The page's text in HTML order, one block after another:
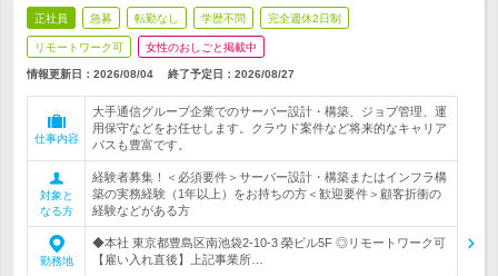
正社員 急募 転勤なし 学歴不問 完全週休2日制
リモートワーク可 女性のおしごと掲載中
情報更新日：2026/08/04 終了予定日： 2026/08/27
仕事内容
大手通信グループ企業でのサーバー設計・構築、ジョブ管理、運
用保守などをお任せします。クラウド案件など将来的なキャリア
パスも豊富です。
対象と
なる方
経験者募集！＜必須要件＞サーバー設計・構築またはインフラ構
築の実務経験（1年以上）をお持ちの方＜歓迎要件＞顧客折衝の
経験などがある方
勤務地
◆本社 東京都豊島区南池袋2-10-3 榮ビル5F ◎リモートワーク可
【雇い入れ直後】上記事業所…